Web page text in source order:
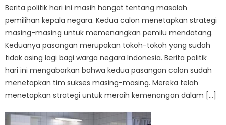
Berita politik hari ini masih hangat tentang masalah
pemilihan kepala negara. Kedua calon menetapkan strategi
masing-masing untuk memenangkan pemilu mendatang.
Keduanya pasangan merupakan tokoh-tokoh yang sudah
tidak asing lagi bagi warga negara Indonesia. Berita politik
hari ini mengabarkan bahwa kedua pasangan calon sudah
menetapkan tim sukses masing-masing. Mereka telah
menetapkan strategi untuk meraih kemenangan dalam […]